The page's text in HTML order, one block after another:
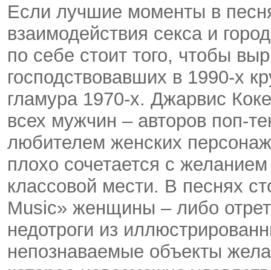
Если лучшие моменты в
взаимодействия секса и
по себе стоит того, чтобы
господствовавших в 1990-х
гламура 1970-х. Джарвис
всех мужчин – авторов поп-
любителем женских
плохо сочетается с
классовой мести. В песнях
Music» женщины – либо
недотроги из
непознаваемые объекты